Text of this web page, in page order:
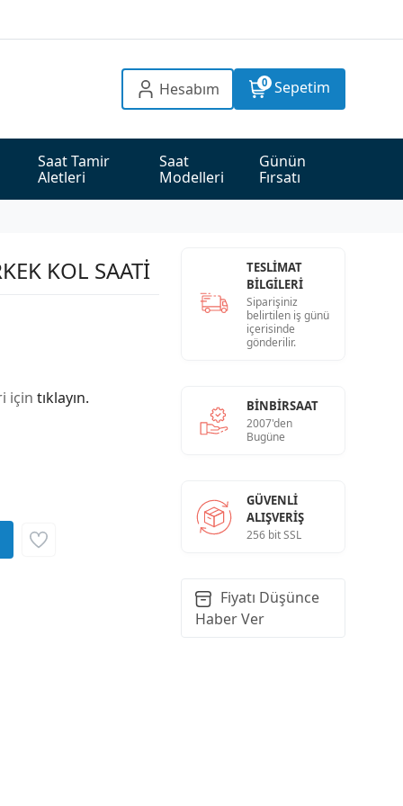
Hesabım 0 Sepetim
Saat Tamir
Aletleri
Saat
Modelleri
Günün
Fırsatı
KOL SAATİ
için tıklayın.
TESLİMAT
BİLGİLERİ
Siparişiniz
belirtilen iş günü
içerisinde
gönderilir.
BINBIRSAAT
2007'den
Bugüne
GÜVENLI
ALIŞVERIŞ
256 bit SSL
Fiyatı Düşünce
Haber Ver